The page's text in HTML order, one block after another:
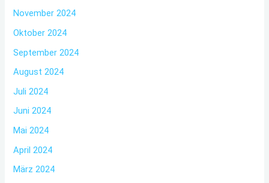
November 2024
Oktober 2024
September 2024
August 2024
Juli 2024
Juni 2024
Mai 2024
April 2024
März 2024